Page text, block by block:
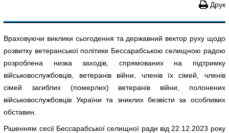
Друк
Враховуючи виклики сьогодення та державний вектор руху щодо
розвитку ветеранської політики Бессарабською селищною радою
розроблена низка заходів, спрямованих на підтримку
військовослужбовців, ветеранів війни, членів їх сімей, членів
сімей загиблих (померлих) ветеранів війни, полонених
військовослужбовців України та зниклих безвісти за особливих
обставин.
Рішенням сесії Бессарабської селищної ради від 22.12.2023 року